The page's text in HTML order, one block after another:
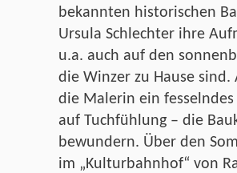
bekannten historischen
Ursula Schlechter ihre
u.a. auch auf den
die Winzer zu Hause
die Malerin ein
auf Tuchfühlung – die
bewundern. Über den
im „Kulturbahnhof“ von